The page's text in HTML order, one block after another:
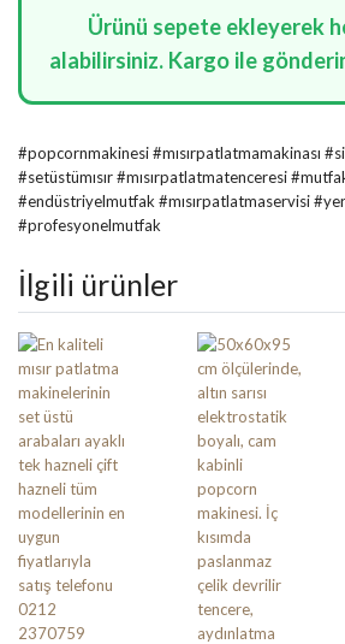
Ürünü sepete ekleyerek
alabilirsiniz. Kargo ile
#popcornmakinesi #mısırpatlatmamakinası
#setüstümısır #mısırpatlatmatenceresi
#endüstriyelmutfak #mısırpatlatmaservisi
#profesyonelmutfak
İlgili ürünler